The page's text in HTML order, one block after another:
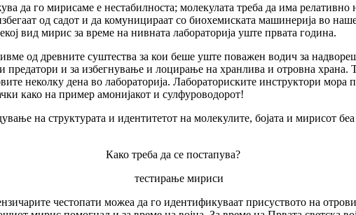
да го мирисаме е нестабилноста; молекулата треба да има
од садот и да комуницираат со биохемиската машинерија во
вид мирис за време на нивната лабораторија уште првата година.
од древните суштества за кои беше уште поважен водич за
и за избегнување и лоцирање на хранлива и отровна храна.
неколку дена во лабораторија. Лабораториските инструктори мора
како на пример амонијакот и сулфуроводорот!
на структурата и идентитетот на молекулите, бојата и мирисот
Како треба да се постапува?
честопати можеа да го идентификуваат присуството на